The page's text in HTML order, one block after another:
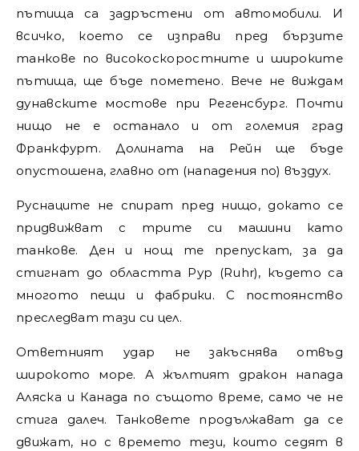
пътища са задръстени от автомобили. И
всичко, което се изправи пред бързите
танкове по високоскоростните и широките
пътища, ще бъде пометено. Вече не виждам
дунавските мостове при Регенсбург. Почти
нищо не е останало и от големия град
Франкфурт. Долината на Рейн ще бъде
опустошена, главно от (нападения по) въздух.
Руснаците не спират пред нищо, докато се
придвижват с трите си машини като
танкове. Ден и нощ те препускат, за да
стигнат до областта Рур (Ruhr), където са
многото пещи и фабрики. С постоянство
преследват тази си цел.
Ответният удар не закъснява отвъд
широкото море. А жълтият дракон напада
Аляска и Канада по същото време, само че не
стига далеч. Танковете продължават да се
движат, но с времето тези, които седят в